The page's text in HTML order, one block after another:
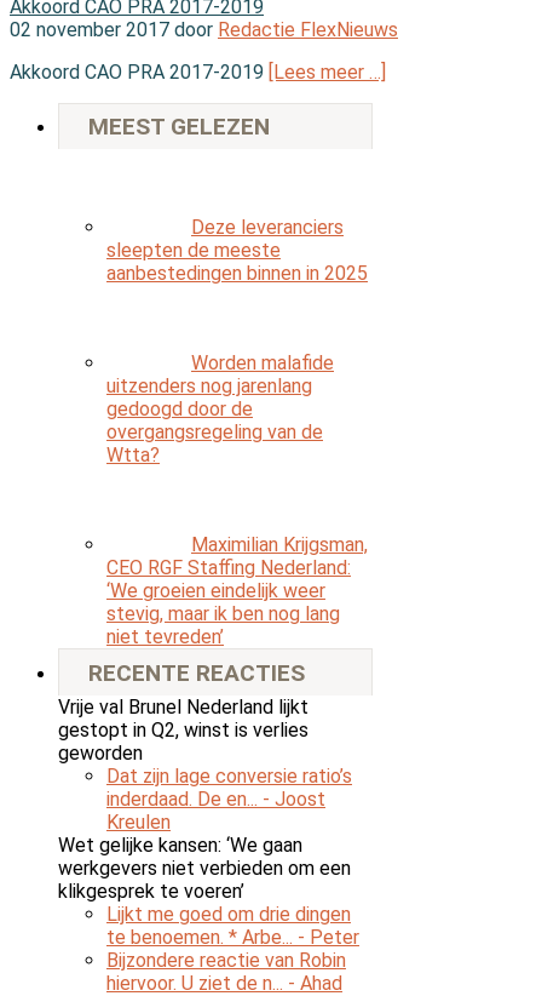
Akkoord CAO PRA 2017-2019
02 november 2017 door Redactie FlexNieuws
Akkoord CAO PRA 2017-2019 [Lees meer …]
MEEST GELEZEN
Deze leveranciers
sleepten de meeste
aanbestedingen binnen in 2025
Worden malafide
uitzenders nog jarenlang
gedoogd door de
overgangsregeling van de
Wtta?
Maximilian Krijgsman,
CEO RGF Staffing Nederland:
‘We groeien eindelijk weer
stevig, maar ik ben nog lang
niet tevreden’
RECENTE REACTIES
Vrije val Brunel Nederland lijkt
gestopt in Q2, winst is verlies
geworden
Dat zijn lage conversie ratio’s
inderdaad. De en... - Joost
Kreulen
Wet gelijke kansen: ‘We gaan
werkgevers niet verbieden om een
klikgesprek te voeren’
Lijkt me goed om drie dingen
te benoemen. * Arbe... - Peter
Bijzondere reactie van Robin
hiervoor. U ziet de n... - Ahad